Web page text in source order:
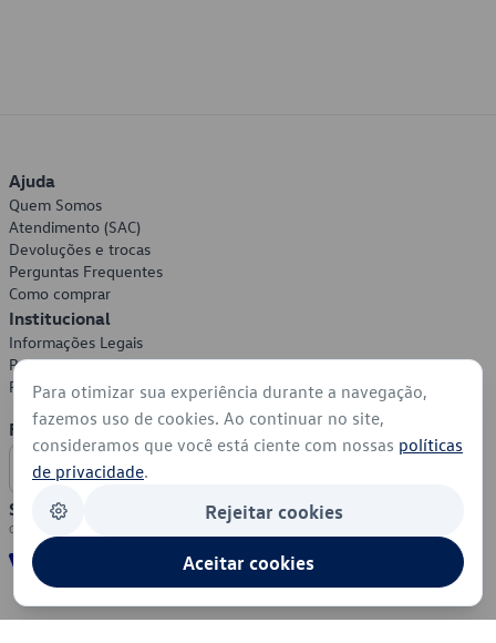
Ajuda
Quem Somos
Atendimento (SAC)
Devoluções e trocas
Perguntas Frequentes
Como comprar
Institucional
Informações Legais
Política de Privacidade
Política de Cookies
Formas de Pagamento
Segurança
Para otimizar sua experiência durante a navegação,
fazemos uso de cookies. Ao continuar no site,
consideramos que você está ciente com nossas políticas
de privacidade.
Rejeitar cookies
Aceitar cookies